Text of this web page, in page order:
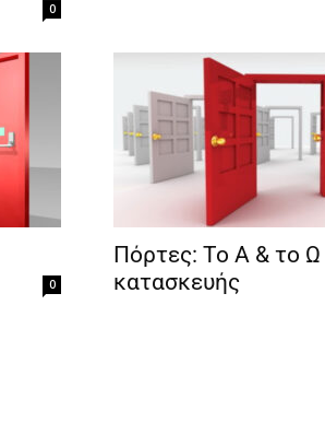
0
0
Πόρτες: Το Α & το Ω
κατασκευής